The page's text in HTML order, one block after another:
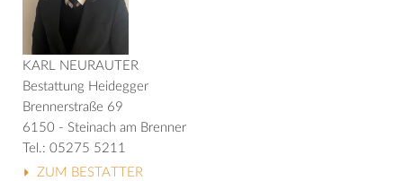
KARL NEURAUTER
Bestattung Heidegger
Brennerstraße 69
6150 - Steinach am Brenner
Tel.: 05275 5211
ZUM BESTATTER